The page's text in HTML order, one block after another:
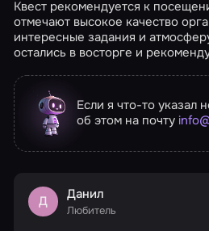
Квест рекомендуется к
отмечают высокое качество
интересные задания и
остались в восторге и
Если я что-то указал
об этом на почту
Д Данил
Любитель